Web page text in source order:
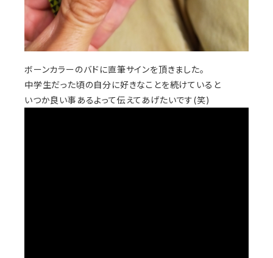
ボーンカラーのバドに直筆サインを頂きました。
中学生だった頃の自分に好きなことを続けていると
いつか良い事あるよって伝えてあげたいです(笑)